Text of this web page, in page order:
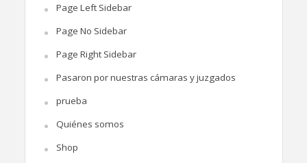
Page Left Sidebar
Page No Sidebar
Page Right Sidebar
Pasaron por nuestras cámaras y juzgados
prueba
Quiénes somos
Shop